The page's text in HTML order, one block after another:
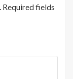
Required fields